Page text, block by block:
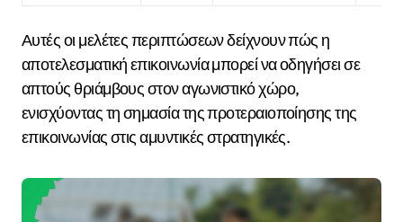
Αυτές οι μελέτες περιπτώσεων δείχνουν πώς η
αποτελεσματική επικοινωνία μπορεί να οδηγήσει σε
απτούς θριάμβους στον αγωνιστικό χώρο,
ενισχύοντας τη σημασία της προτεραιοποίησης της
επικοινωνίας στις αμυντικές στρατηγικές.